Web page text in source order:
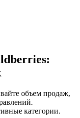
объем продаж,
категории.